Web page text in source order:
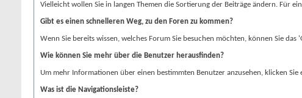
Vielleicht wollen Sie in langen Themen die Sortierung der Beiträge ändern. Für
Gibt es einen schnelleren Weg, zu den Foren zu kommen?
Wenn Sie bereits wissen, welches Forum Sie besuchen möchten, können Sie
Wie können Sie mehr über die Benutzer herausfinden?
Um mehr Informationen über einen bestimmten Benutzer anzusehen, klicken
Was ist die Navigationsleiste?